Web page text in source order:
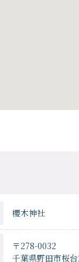
櫻木神社
〒278-0032
千葉県野田市桜台